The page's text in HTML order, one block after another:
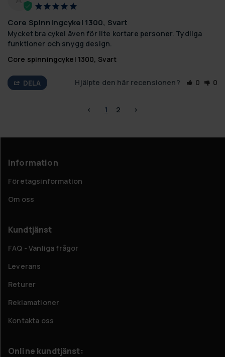
Core Spinningcykel 1300, Svart
Mycket bra cykel även för lite kortare personer. Tydliga
funktioner och snygg design.
Core spinningcykel 1300, Svart
DELA Hjälpte den här recensionen? 0 0
< 1 2 >
Information
Företagsinformation
Om oss
Kundtjänst
FAQ - Vanliga frågor
Leverans
Returer
Reklamationer
Kontakta oss
Online kundtjänst: